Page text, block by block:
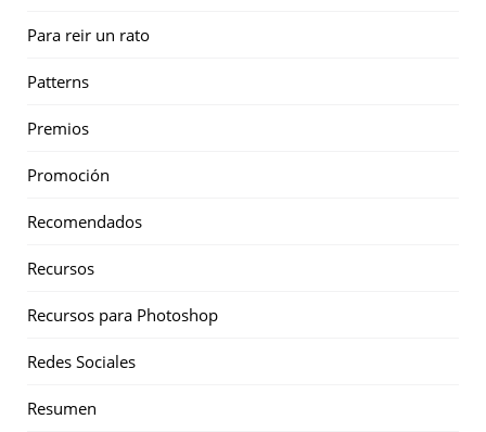
Para reir un rato
Patterns
Premios
Promoción
Recomendados
Recursos
Recursos para Photoshop
Redes Sociales
Resumen